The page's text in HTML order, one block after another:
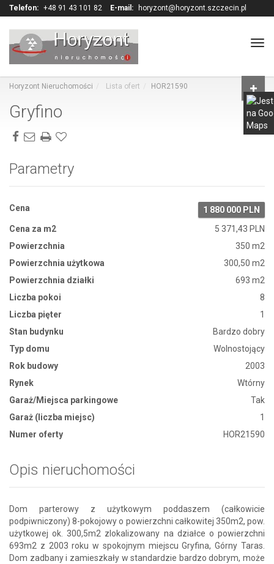
Telefon: +48 91 43 101 82 E-mail: horyzont@horyzont.szczecin.pl
Horyzont Nieruchomości Lista ofert HOR21590
Gryfino
Parametry
Cena
1 880 000 PLN
Cena za m2
5 371,43 PLN
Powierzchnia
350 m2
Powierzchnia użytkowa
300,50 m2
Powierzchnia działki
693 m2
Liczba pokoi
8
Liczba pięter
1
Stan budynku
Bardzo dobry
Typ domu
Wolnostojący
Rok budowy
2003
Rynek
Wtórny
Garaż/Miejsca parkingowe
Tak
Garaż (liczba miejsc)
1
Numer oferty
HOR21590
Opis nieruchomości
Dom parterowy z użytkowym poddaszem (całkowicie
podpiwniczony) 8-pokojowy o powierzchni całkowitej 350m2, pow.
użytkowej ok. 300,5m2 zlokalizowany na działce o powierzchni
693m2 z 2003 roku w spokojnym miejscu Gryfina, Górny Taras.
Dom zadbany i zamieszkały w standardzie bardzo dobrym, może